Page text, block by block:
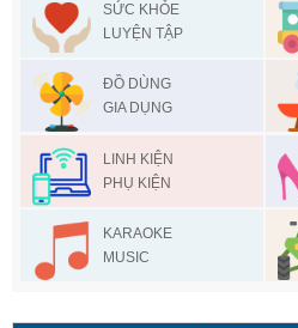
SỨC KHỎE
LUYỆN TẬP
ĐỒ DÙNG
GIA DỤNG
LINH KIỆN
PHỤ KIỆN
KARAOKE
MUSIC